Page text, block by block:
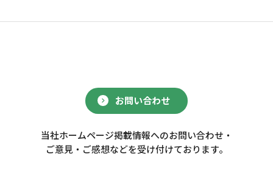
お問い合わせ
当社ホームページ掲載情報へのお問い合わせ・
ご意見・ご感想などを受け付けております。